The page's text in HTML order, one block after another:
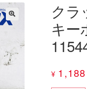
🔍
クラ
キー
¥ 1,188